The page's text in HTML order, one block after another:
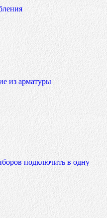
из арматуры
подключить в одну